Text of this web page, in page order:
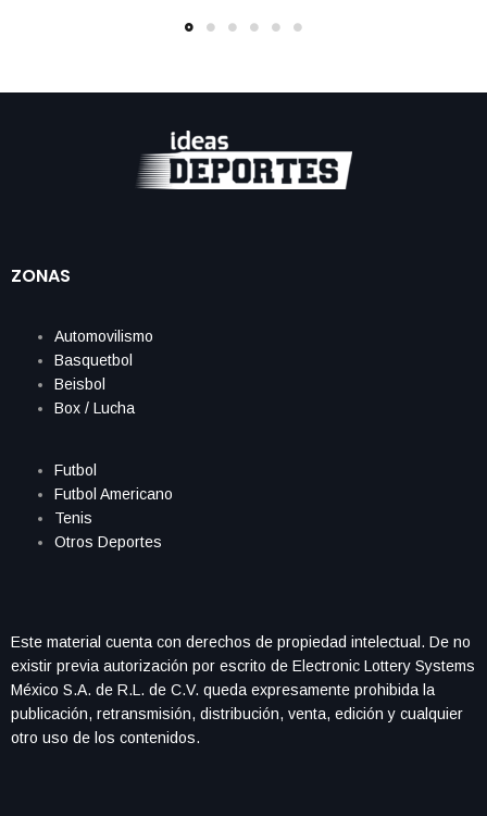
ZONAS
Automovilismo
Basquetbol
Beisbol
Box / Lucha
Futbol
Futbol Americano
Tenis
Otros Deportes
Este material cuenta con derechos de propiedad intelectual. De no
existir previa autorización por escrito de Electronic Lottery Systems
México S.A. de R.L. de C.V. queda expresamente prohibida la
publicación, retransmisión, distribución, venta, edición y cualquier
otro uso de los contenidos.